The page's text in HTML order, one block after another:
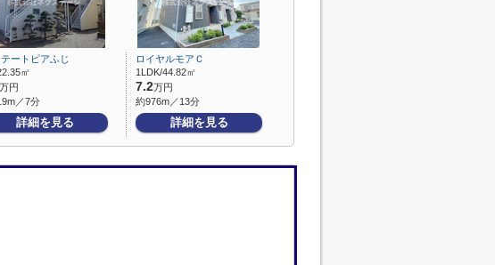
ートピアふじ
㎡
万円
／7分
詳細を見る
ロイヤルモアＣ
1LDK/44.82㎡
7.2万円
約976m／13分
詳細を見る